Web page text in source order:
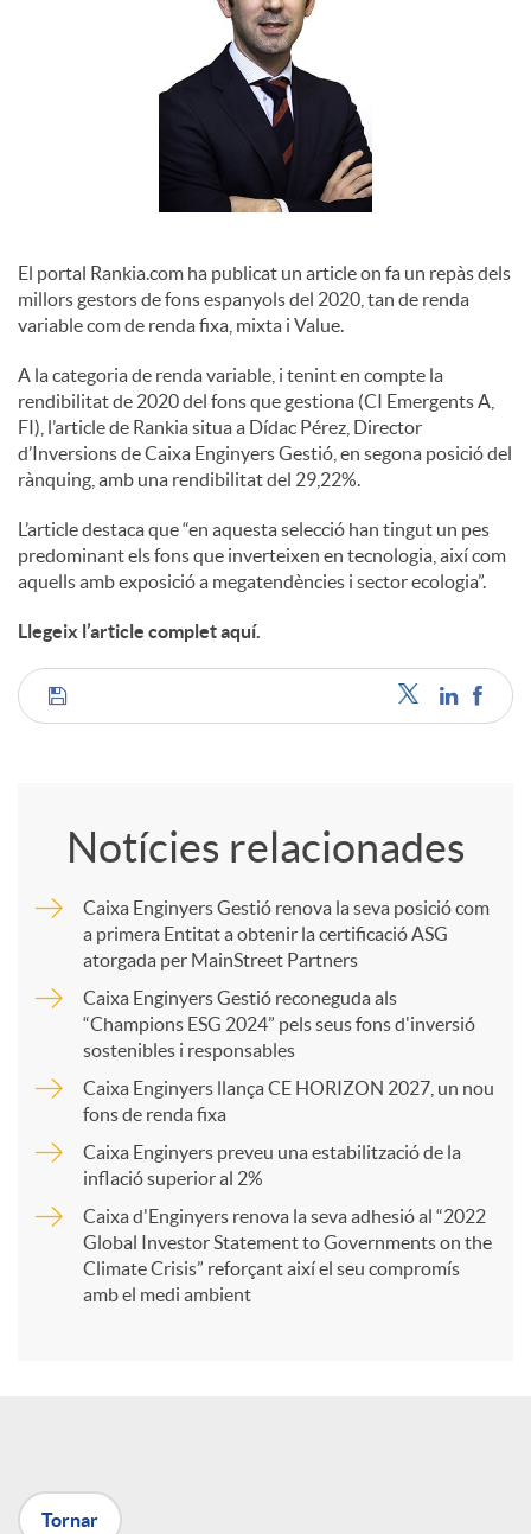
l
s
El portal Rankia.com ha publicat un article on fa un repàs dels
millors gestors de fons espanyols del 2020, tan de renda
variable com de renda fixa, mixta i Value.
A la categoria de renda variable, i tenint en compte la
rendibilitat de 2020 del fons que gestiona (CI Emergents A,
FI), l’article de Rankia situa a Dídac Pérez, Director
d’Inversions de Caixa Enginyers Gestió, en segona posició del
rànquing, amb una rendibilitat del 29,22%.
L’article destaca que “en aquesta selecció han tingut un pes
predominant els fons que inverteixen en tecnologia, així com
aquells amb exposició a megatendències i sector ecologia”.
Llegeix l’article complet aquí.
C
m
r
X
Notícies relacionades
Caixa Enginyers Gestió renova la seva posició com
a primera Entitat a obtenir la certificació ASG
atorgada per MainStreet Partners
Caixa Enginyers Gestió reconeguda als
“Champions ESG 2024” pels seus fons d'inversió
sostenibles i responsables
Caixa Enginyers llança CE HORIZON 2027, un nou
fons de renda fixa
Caixa Enginyers preveu una estabilització de la
inflació superior al 2%
Caixa d'Enginyers renova la seva adhesió al “2022
Global Investor Statement to Governments on the
Climate Crisis” reforçant així el seu compromís
amb el medi ambient
Tornar